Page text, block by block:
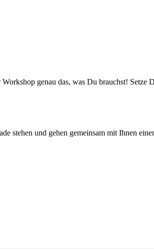
genau das, was Du brauchst!
stehen und gehen gemeinsam mit Ihnen